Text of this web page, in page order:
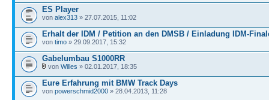
ES Player
von alex313 » 27.07.2015, 11:02
Erhalt der IDM / Petition an den DMSB / Einladung IDM-
von timo » 29.09.2017, 15:32
Gabelumbau S1000RR
von Willes » 02.01.2017, 18:35
Eure Erfahrung mit BMW Track Days
von powerschmid2000 » 28.04.2013, 11:28